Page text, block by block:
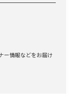
ー情報などをお届け